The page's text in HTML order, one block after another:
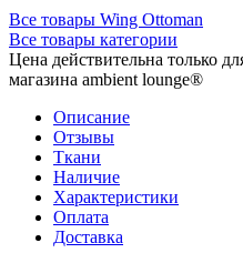
Все товары Wing Ottoman
Все товары категории
Цена действительна только
магазина ambient lounge®
Описание
Отзывы
Ткани
Наличие
Характеристики
Оплата
Доставка